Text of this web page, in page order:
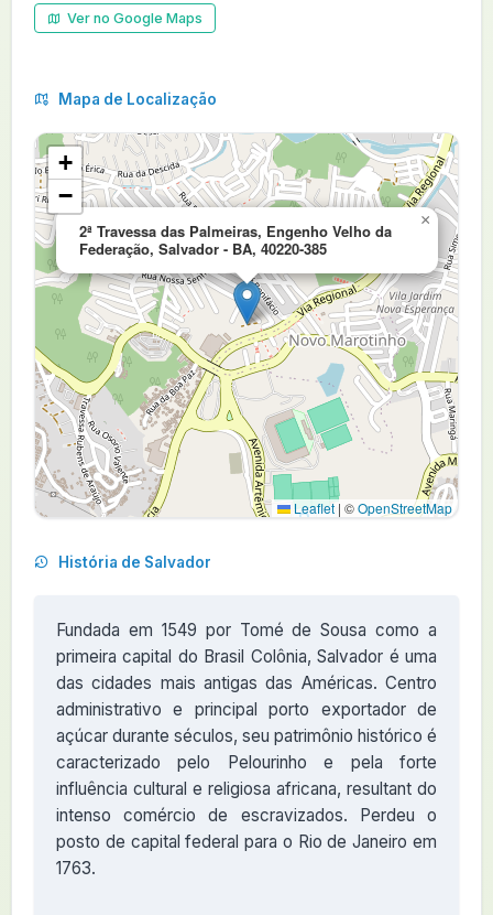
Ver no Google Maps
Mapa de Localização
2ª Travessa das Palmeiras, Engenho Velho da
Federação, Salvador - BA, 40220-385
×
+
−
Leaflet| ©OpenStreetMap
História de Salvador
Fundada em 1549 por Tomé de Sousa como a
primeira capital do Brasil Colônia, Salvador é uma
das cidades mais antigas das Américas. Centro
administrativo e principal porto exportador de
açúcar durante séculos, seu patrimônio histórico é
caracterizado pelo Pelourinho e pela forte
influência cultural e religiosa africana, resultant do
intenso comércio de escravizados. Perdeu o
posto de capital federal para o Rio de Janeiro em
1763.